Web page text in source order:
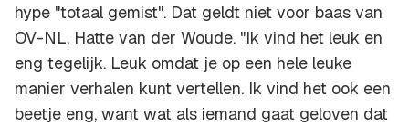
hype "totaal gemist". Dat geldt niet voor baas van
OV-NL, Hatte van der Woude. "Ik vind het leuk en
eng tegelijk. Leuk omdat je op een hele leuke
manier verhalen kunt vertellen. Ik vind het ook een
beetje eng, want wat als iemand gaat geloven dat